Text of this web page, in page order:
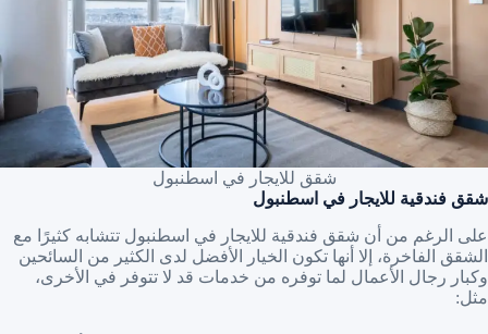
شقق للايجار في اسطنبول
شقق فندقية للايجار في اسطنبول
على الرغم من أن شقق فندقية للايجار في اسطنبول تتشابه كثيرًا مع
الشقق الفاخرة، إلا أنها تكون الخيار الأفضل لدى الكثير من السائحين
وكبار رجال الأعمال لما توفره من خدمات قد لا تتوفر في الأخرى،
مثل: